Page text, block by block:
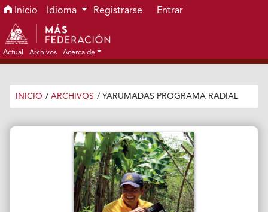
Ir al menú de navegación principal
Ir al contenido principal
Ir al pie de página del sitio
Inicio Idioma Registrarse Entrar
Actual Archivos Acerca de
INICIO / ARCHIVOS / YARUMADAS PROGRAMA RADIAL